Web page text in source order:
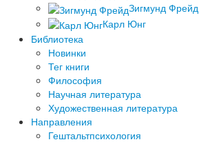
Зигмунд Фрейд
Карл Юнг
Библиотека
Новинки
Тег книги
Философия
Научная литература
Художественная литература
Направления
Гештальтпсихология